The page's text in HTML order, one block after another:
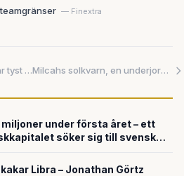
— Finextra
Svenska techbolag satsar tyst på AI – medan branschen i övrigt skriker efter uppmärksamhet
Milcahs solkvarn, en underjordisk kraftledning och plan på att efterlikna vulkanutbrott – klimatomställningen sker överallt på en gång
under första året – ett
söker sig till svensk
Libra – Jonathan Görtz